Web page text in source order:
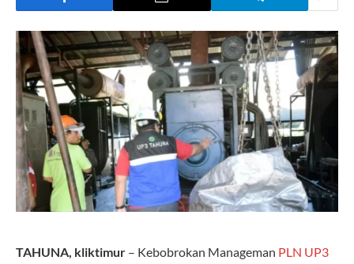
TAHUNA, kliktimur – Kebobrokan Manageman PLN UP3